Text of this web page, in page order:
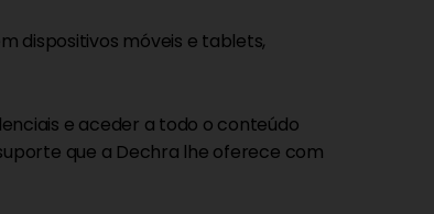
dispositivos móveis e tablets,
e aceder a todo o conteúdo
que a Dechra lhe oferece com